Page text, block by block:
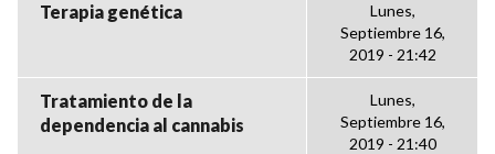
Terapia genética
Lunes,
Septiembre 16,
2019 - 21:42
Tratamiento de la
dependencia al cannabis
Lunes,
Septiembre 16,
2019 - 21:40